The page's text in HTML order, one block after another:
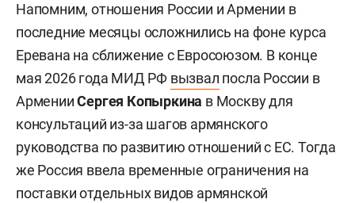
Напомним, отношения России и Армении в
последние месяцы осложнились на фоне курса
Еревана на сближение с Евросоюзом. В конце
мая 2026 года МИД РФ вызвал посла России в
АрменииСергея Копыркина в Москву для
консультаций из-за шагов армянского
руководства по развитию отношений с ЕС. Тогда
же Россия ввела временные ограничения на
поставки отдельных видов армянской